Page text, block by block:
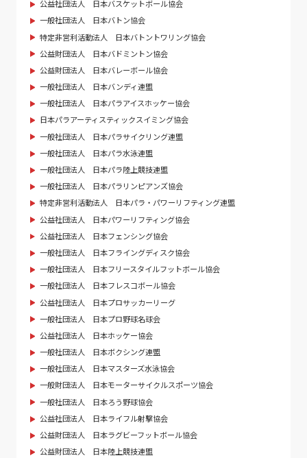
公益社団法人 日本バスケットボール協会
一般社団法人 日本バトン協会
特定非営利活動法人 日本バトントワリング協会
公益財団法人 日本バドミントン協会
公益財団法人 日本バレーボール協会
一般社団法人 日本バンディ連盟
一般社団法人 日本パラアイスホッケー協会
日本パラアーティスティックスイミング協会
一般社団法人 日本パラサイクリング連盟
一般社団法人 日本パラ水泳連盟
一般社団法人 日本パラ陸上競技連盟
一般社団法人 日本パラリンピアンズ協会
特定非営利活動法人 日本パラ・パワーリフティング連盟
公益社団法人 日本パワーリフティング協会
公益社団法人 日本フェンシング協会
一般社団法人 日本フライングディスク協会
一般社団法人 日本フリースタイルフットボール協会
一般社団法人 日本フレスコボール協会
公益社団法人 日本プロサッカーリーグ
一般社団法人 日本プロ野球名球会
公益社団法人 日本ホッケー協会
一般社団法人 日本ボクシング連盟
一般社団法人 日本マスターズ水泳協会
一般財団法人 日本モーターサイクルスポーツ協会
一般社団法人 日本ろう野球協会
公益社団法人 日本ライフル射撃協会
公益財団法人 日本ラグビーフットボール協会
公益財団法人 日本陸上競技連盟